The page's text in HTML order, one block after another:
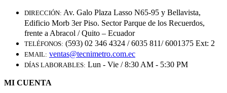
DIRECCIÓN: Av. Galo Plaza Lasso N65-95 y Bellavista,
Edificio Morb 3er Piso. Sector Parque de los Recuerdos,
frente a Abracol / Quito – Ecuador
TELÉFONOS: (593) 02 346 4324 / 6035 811/ 6001375 Ext: 2
EMAIL: ventas@tecnimetro.com.ec
DÍAS LABORABLES: Lun - Vie / 8:30 AM - 5:30 PM
MI CUENTA